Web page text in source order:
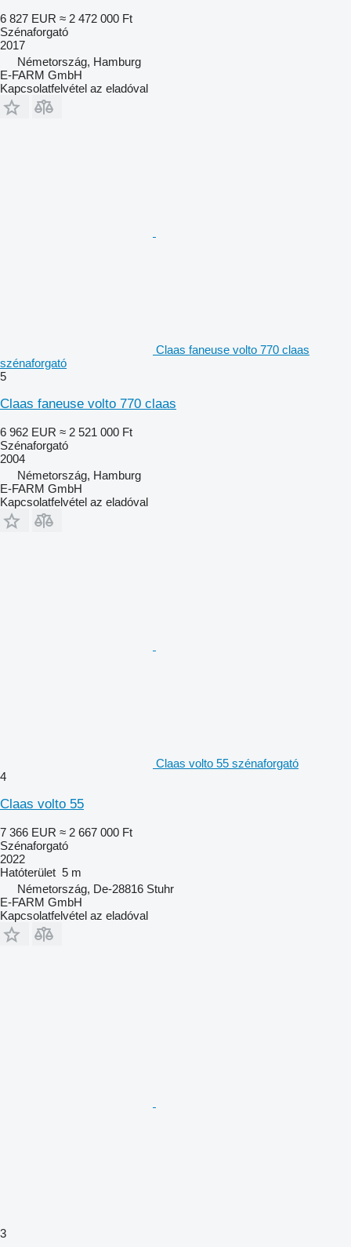
6 827 EUR ≈ 2 472 000 Ft
Szénaforgató
2017
Németország, Hamburg
E-FARM GmbH
Kapcsolatfelvétel az eladóval
Claas faneuse volto 770 claas
szénaforgató
5
Claas faneuse volto 770 claas
6 962 EUR ≈ 2 521 000 Ft
Szénaforgató
2004
Németország, Hamburg
E-FARM GmbH
Kapcsolatfelvétel az eladóval
Claas volto 55 szénaforgató
4
Claas volto 55
7 366 EUR ≈ 2 667 000 Ft
Szénaforgató
2022
Hatóterület 5 m
Németország, De-28816 Stuhr
E-FARM GmbH
Kapcsolatfelvétel az eladóval
3